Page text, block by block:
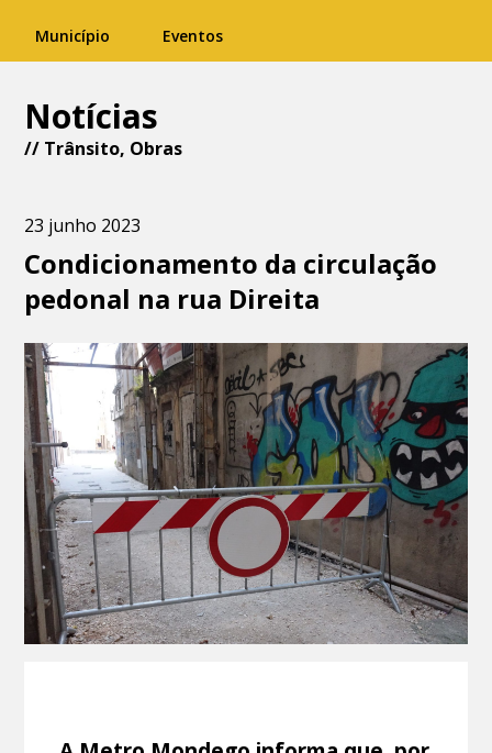
Município Eventos
Notícias
// Trânsito, Obras
23 junho 2023
Condicionamento da circulação
pedonal na rua Direita